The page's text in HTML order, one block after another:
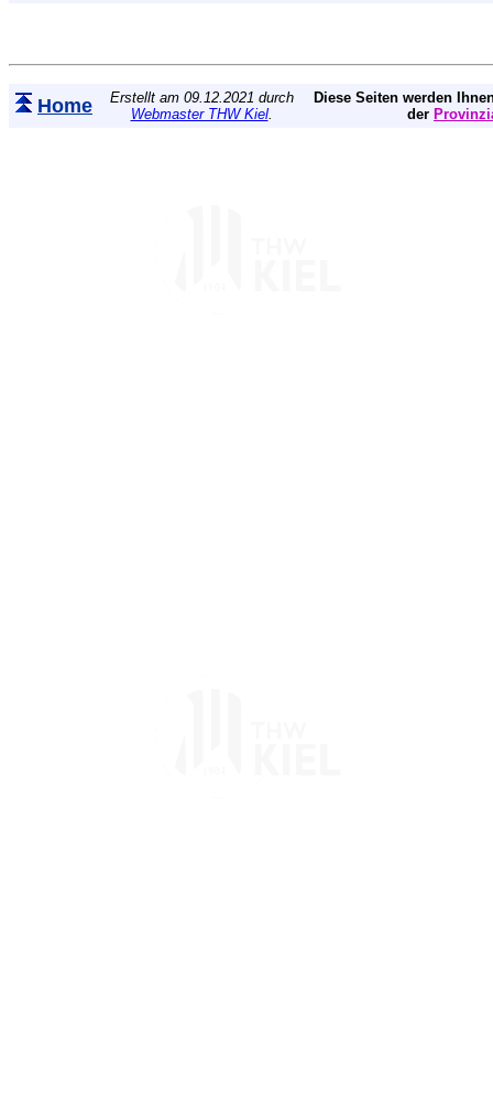
Home
Erstellt am 09.12.2021 durch
Webmaster THW Kiel.
Diese Seiten werden
der